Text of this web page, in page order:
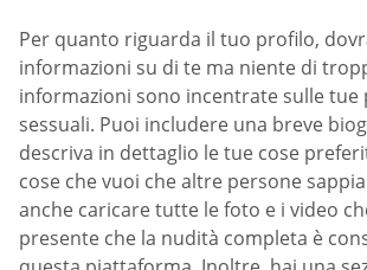
Per quanto riguarda il tuo profilo,
informazioni su di te ma niente di
informazioni sono incentrate sulle tue
sessuali. Puoi includere una breve
descriva in dettaglio le tue cose
cose che vuoi che altre persone
anche caricare tutte le foto e i video
presente che la nudità completa è